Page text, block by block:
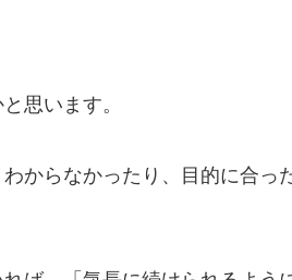
思います。
からなかったり、目的に合っ